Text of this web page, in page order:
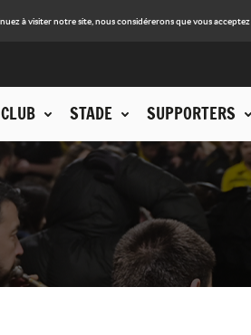
à visiter notre site, nous considérerons que vous
CLUB STADE SUPPORTERS